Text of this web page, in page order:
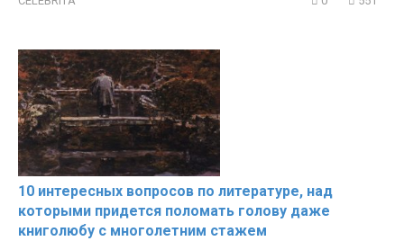
10 интересных вопросов по литературе, над
которыми придется поломать голову даже
книголюбу с многолетним стажем